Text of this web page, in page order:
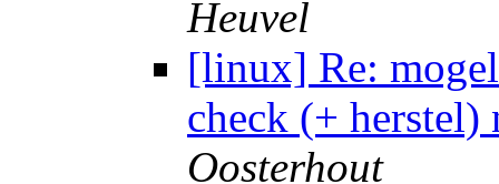
Heuvel
[linux] Re:
check (+ herstel)
Oosterhout